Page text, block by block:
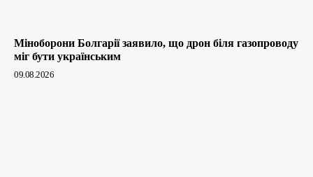
Міноборони Болгарії заявило, що дрон біля газопроводу
міг бути українським
09.08.2026